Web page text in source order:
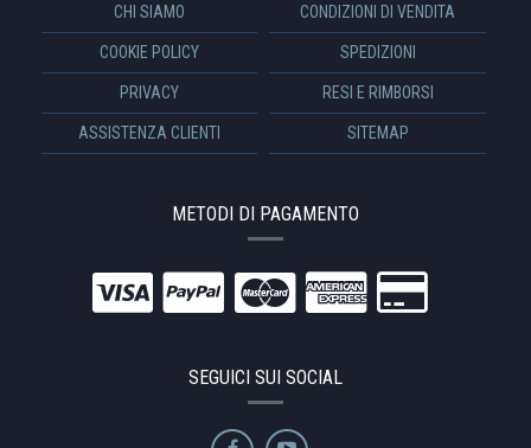
CHI SIAMO CONDIZIONI DI VENDITA
COOKIE POLICY SPEDIZIONI
PRIVACY RESI E RIMBORSI
ASSISTENZA CLIENTI SITEMAP
METODI DI PAGAMENTO
SEGUICI SUI SOCIAL